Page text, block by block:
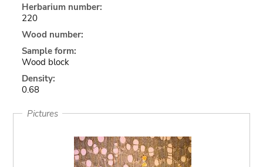
Herbarium number:
220
Wood number:
Sample form:
Wood block
Density:
0.68
Pictures